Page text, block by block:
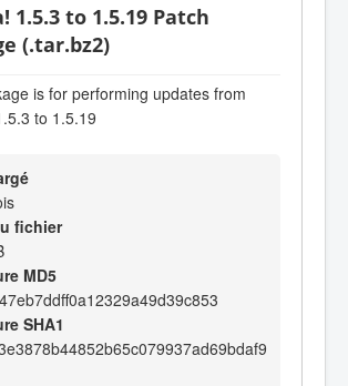
1.5.3 to 1.5.19 Patch
(.tar.bz2)
is for performing updates from
to 1.5.19
fichier
MD5
SHA1